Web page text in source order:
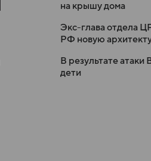
на крышу дома
Экс-глава отдела
РФ новую
В результате
дети